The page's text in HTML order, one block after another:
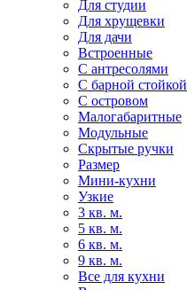
Для студии
Для хрущевки
Для дачи
Встроенные
С антресолями
С барной стойкой
С островом
Малогабаритные
Модульные
Скрытые ручки
Размер
Мини-кухни
Узкие
3 кв. м.
5 кв. м.
6 кв. м.
9 кв. м.
Все для кухни